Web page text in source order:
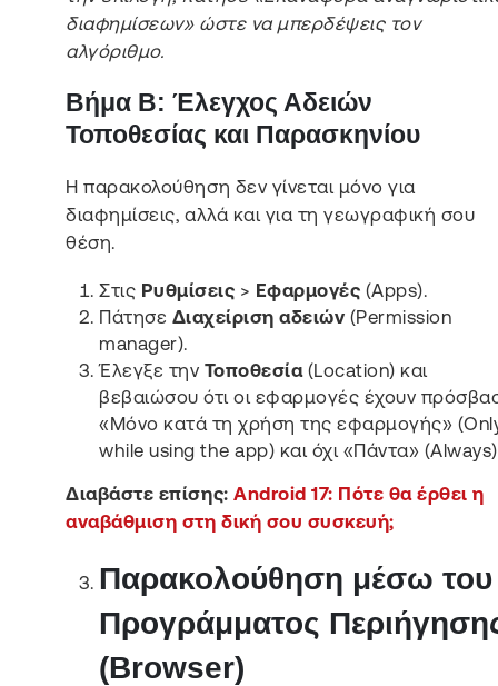
διαφημίσεων» ώστε να μπερδέψεις τον
αλγόριθμο.
Βήμα Β: Έλεγχος Αδειών
Τοποθεσίας και Παρασκηνίου
Η παρακολούθηση δεν γίνεται μόνο για
διαφημίσεις, αλλά και για τη γεωγραφική σου
θέση.
Στις Ρυθμίσεις > Εφαρμογές (Apps).
Πάτησε Διαχείριση αδειών (Permission
manager).
Έλεγξε την Τοποθεσία(Location) και
βεβαιώσου ότι οι εφαρμογές έχουν
«Μόνο κατά τη χρήση της εφαρμογής»
while using the app) και όχι «Πάντα»
Διαβάστε επίσης:Android 17: Πότε θα έρθει η
αναβάθμιση στη δική σου συσκευή;
Παρακολούθηση μέσω του
Προγράμματος
(Browser)